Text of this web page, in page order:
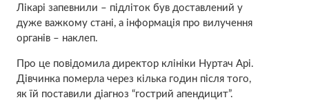
Лікарі запевнили – підліток був доставлений у
дуже важкому стані, а інформація про вилучення
органів – наклеп.
Про це повідомила директор клініки Нуртач Арі.
Дівчинка померла через кілька годин після того,
як їй поставили діагноз “гострий апендицит”.